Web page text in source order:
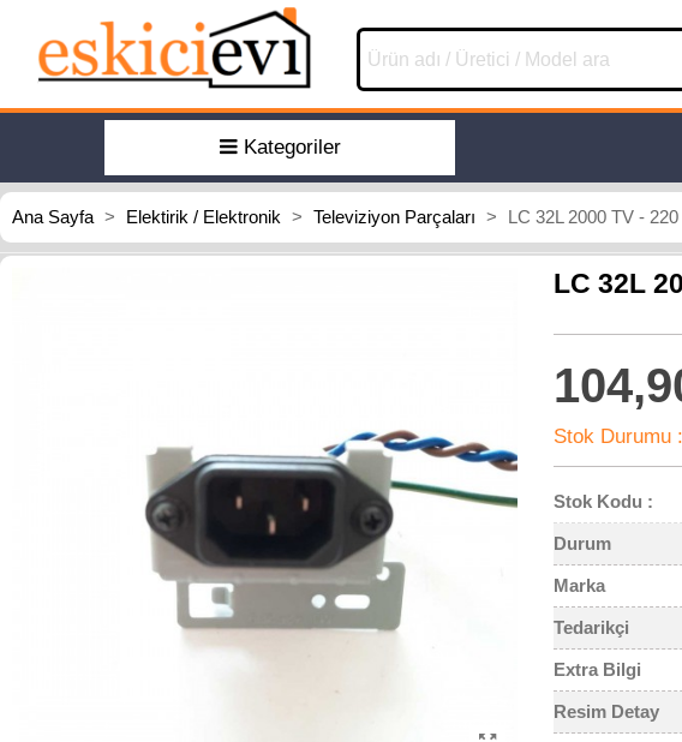
Kategoriler
Ana Sayfa > Elektirik / Elektronik > Televiziyon Parçaları > LC 32L 2000 TV -
LC 32L
Stok Durumu :
Stok Kodu :
Durum
Marka
Tedarikçi
Extra Bilgi
Resim Detay